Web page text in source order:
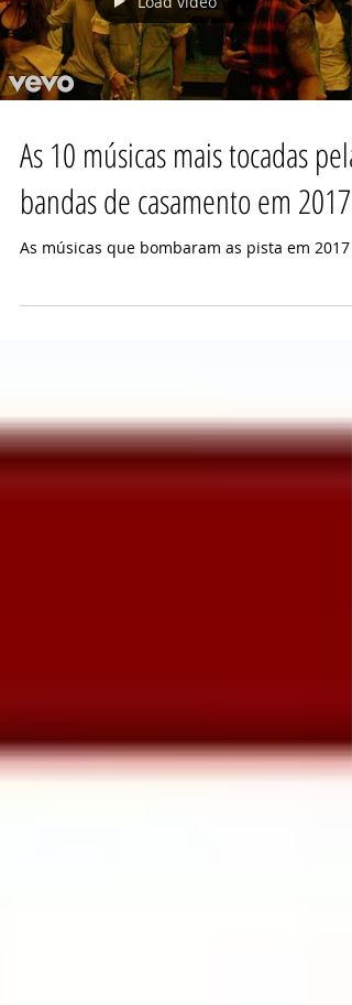
Load video
As 10 músicas mais tocadas pelas
bandas de casamento em 2017
As músicas que bombaram as pista em 2017